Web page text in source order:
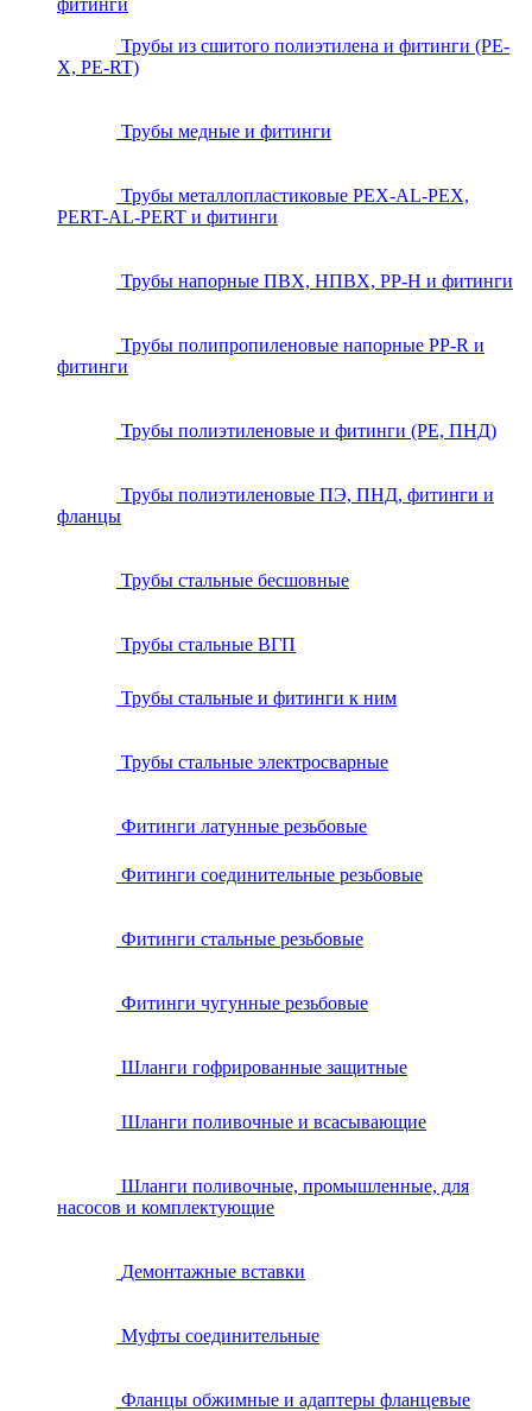
фитинги
Трубы из сшитого полиэтилена и фитинги (PE-
X, PE-RT)
Трубы медные и фитинги
Трубы металлопластиковые PEX-AL-PEX,
PERT-AL-PERT и фитинги
Трубы напорные ПВХ, НПВХ, PP-H и фитинги
Трубы полипропиленовые напорные PP-R и
фитинги
Трубы полиэтиленовые и фитинги (PE, ПНД)
Трубы полиэтиленовые ПЭ, ПНД, фитинги и
фланцы
Трубы стальные бесшовные
Трубы стальные ВГП
Трубы стальные и фитинги к ним
Трубы стальные электросварные
Фитинги латунные резьбовые
Фитинги соединительные резьбовые
Фитинги стальные резьбовые
Фитинги чугунные резьбовые
Шланги гофрированные защитные
Шланги поливочные и всасывающие
Шланги поливочные, промышленные, для
насосов и комплектующие
Демонтажные вставки
Муфты соединительные
Фланцы обжимные и адаптеры фланцевые